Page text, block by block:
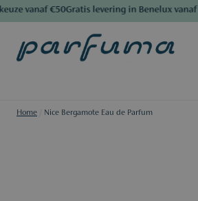
vanaf €50Gratis levering in Benelux vanaf €60
Home Nice Bergamote Eau de Parfum